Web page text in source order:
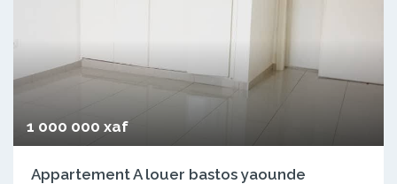
1 000 000 xaf
Appartement A louer bastos yaounde